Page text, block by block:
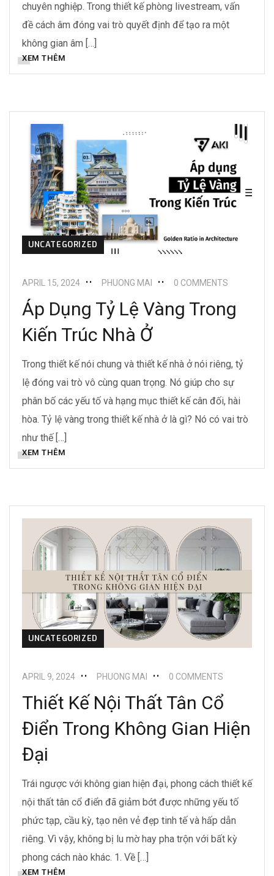
chuyên nghiệp. Trong thiết kế phòng livestream, vấn
đề cách âm đóng vai trò quyết định để tạo ra một
không gian âm […]
XEM THÊM
UNCATEGORIZED
APRIL 15, 2024 PHUONG MAI 0 COMMENTS
Áp Dụng Tỷ Lệ Vàng Trong
Kiến Trúc Nhà Ở
Trong thiết kế nói chung và thiết kế nhà ở nói riêng, tỷ
lệ đóng vai trò vô cùng quan trọng. Nó giúp cho sự
phân bố các yếu tố và hạng mục thiết kế cân đối, hài
hòa. Tỷ lệ vàng trong thiết kế nhà ở là gì? Nó có vai trò
như thế […]
XEM THÊM
UNCATEGORIZED
APRIL 9, 2024 PHUONG MAI 0 COMMENTS
Thiết Kế Nội Thất Tân Cổ
Điển Trong Không Gian Hiện
Đại
Trái ngược với không gian hiện đại, phong cách thiết kế
nội thất tân cổ điển đã giảm bớt được những yếu tố
phức tạp, cầu kỳ, tạo nên vẻ đẹp tinh tế và hấp dẫn
riêng. Vì vậy, không bị lu mờ hay pha trộn với bất kỳ
phong cách nào khác. 1. Về […]
XEM THÊM